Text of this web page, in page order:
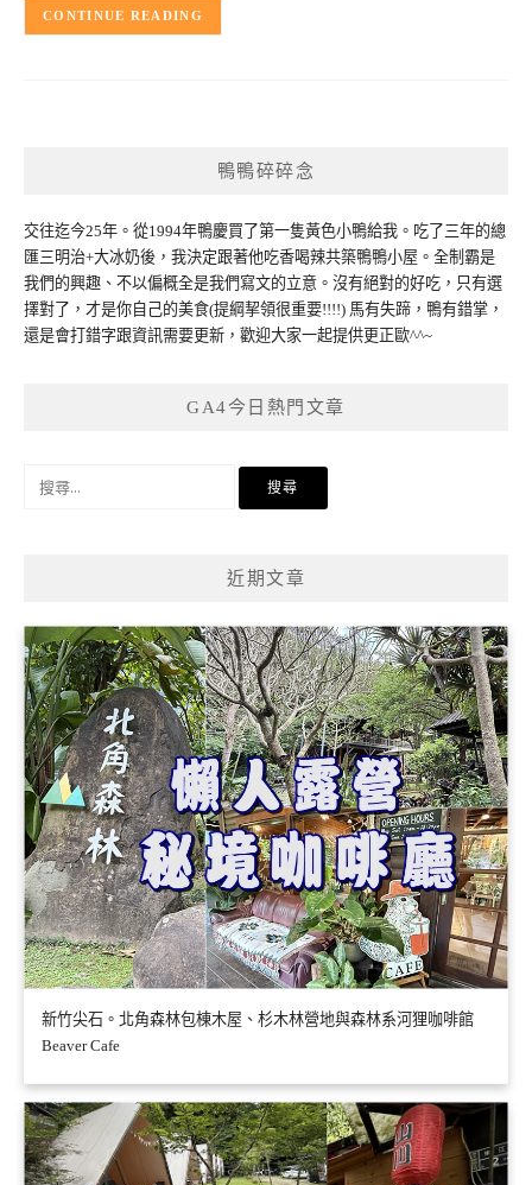
CONTINUE READING
鴨鴨碎碎念
交往迄今25年。從1994年鴨慶買了第一隻黃色小鴨給我。吃了三年的總
匯三明治+大冰奶後，我決定跟著他吃香喝辣共築鴨鴨小屋。全制霸是
我們的興趣、不以偏概全是我們寫文的立意。沒有絕對的好吃，只有選
擇對了，才是你自己的美食(提綱挈領很重要!!!!) 馬有失蹄，鴨有錯掌，
還是會打錯字跟資訊需要更新，歡迎大家一起提供更正歐^^~
GA4今日熱門文章
近期文章
新竹尖石。北角森林包棟木屋、杉木林營地與森林系河狸咖啡館
Beaver Cafe